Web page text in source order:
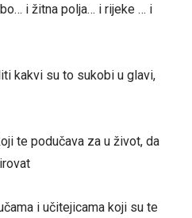
i žitna polja… i rijeke … i
kakvi su to sukobi u glavi,
te podučava za u život, da
i učitejicama koji su te